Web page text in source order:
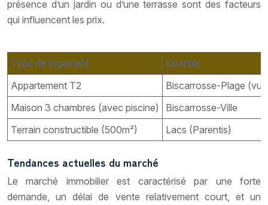
présence d’un jardin ou d’une terrasse sont des facteurs
qui influencent les prix.
Type de logement
Quartier
Appartement T2
Biscarrosse-Plage
Maison 3 chambres (avec piscine)
Biscarrosse-Ville
Terrain constructible (500m²)
Lacs (Parentis)
Tendances actuelles du marché
Le marché immobilier est caractérisé par une forte
demande, un délai de vente relativement court, et un